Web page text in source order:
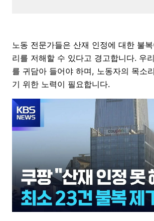
노동 전문가들은 산재 인정에 대한 불
리를 저해할 수 있다고 경고합니다. 우
를 귀담아 들어야 하며, 노동자의 목소
기 위한 노력이 필요합니다.